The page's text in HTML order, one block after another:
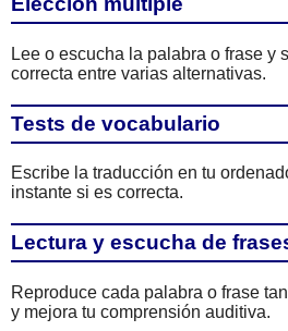
Lee o escucha la palabra o frase y
correcta entre varias alternativas.
Tests de vocabulario
Escribe la traducción en tu
instante si es correcta.
Lectura y escucha de
Reproduce cada palabra o frase
y mejora tu comprensión auditiva.